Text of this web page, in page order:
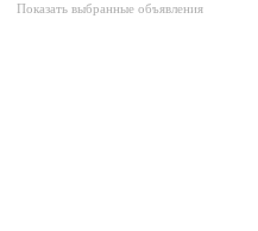
Показать выбранные объявления